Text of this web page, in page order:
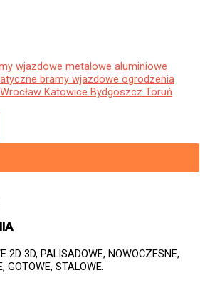
Panelowe Ustka
3D 2D Panele
2D 3D, PALISADOWE, NOWOCZESNE,
GOTOWE, STALOWE.